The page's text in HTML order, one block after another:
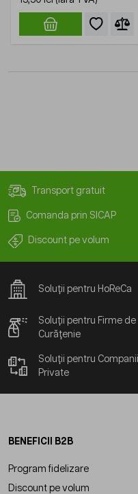
Transport gratuit
Comanda prin SICAP
Discount pe volum
Soluții pentru HoReCa
Soluții pentru Firme de
Curățenie
Soluții pentru Companii
Private
BENEFICII B2B
Program fidelizare
Discount pe volum